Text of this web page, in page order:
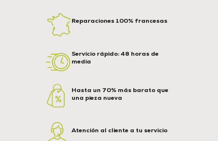
Reparaciones 100% francesas
Servicio rápido: 48 horas de
media
Hasta un 70% más barato que
una pieza nueva
Atención al cliente a tu servicio